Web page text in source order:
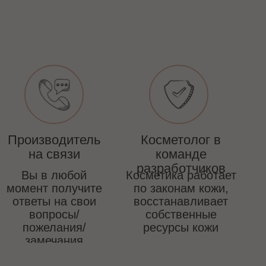
Производитель
на связи
Косметолог в
команде
разработчиков
Вы в любой
момент получите
ответы на свои
вопросы/
пожелания/
замечания
Косметика работает
по законам кожи,
восстанавливает
собственные
ресурсы кожи